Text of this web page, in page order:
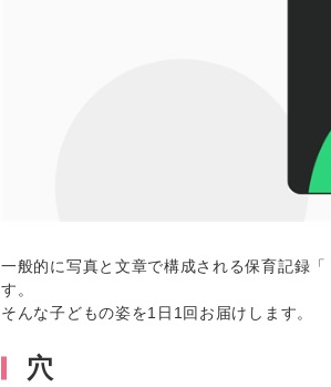
一般的に写真と文章で構成される保育記録
す。
そんな子どもの姿を1日1回お届けします。
穴